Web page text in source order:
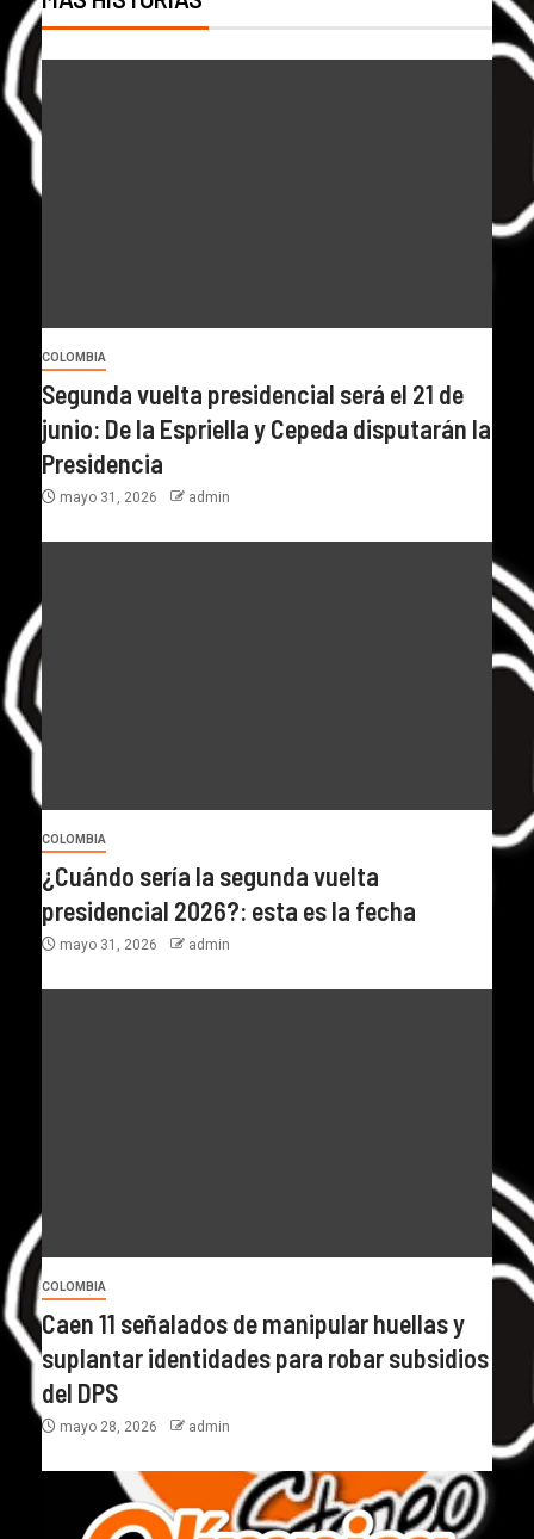
COLOMBIA
Segunda vuelta presidencial será el 21 de
junio: De la Espriella y Cepeda disputarán la
Presidencia
mayo 31, 2026 admin
COLOMBIA
¿Cuándo sería la segunda vuelta
presidencial 2026?: esta es la fecha
mayo 31, 2026 admin
COLOMBIA
Caen 11 señalados de manipular huellas y
suplantar identidades para robar subsidios
del DPS
mayo 28, 2026 admin